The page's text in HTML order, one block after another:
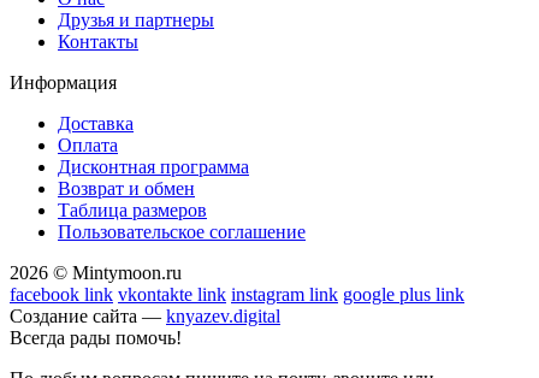
Друзья и партнеры
Контакты
Информация
Доставка
Оплата
Дисконтная программа
Возврат и обмен
Таблица размеров
Пользовательское соглашение
2026 © Mintymoon.ru
facebook link vkontakte link instagram link google plus link
Создание сайта — knyazev.digital
Всегда рады помочь!